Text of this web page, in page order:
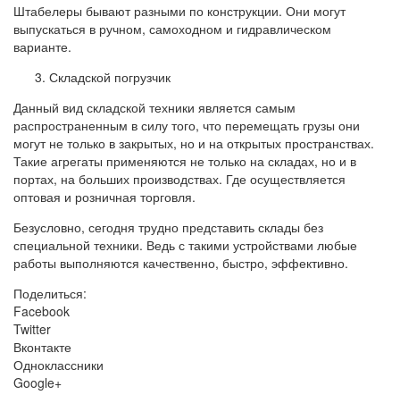
Штабелеры бывают разными по конструкции. Они могут
выпускаться в ручном, самоходном и гидравлическом
варианте.
Складской погрузчик
Данный вид складской техники является самым
распространенным в силу того, что перемещать грузы они
могут не только в закрытых, но и на открытых пространствах.
Такие агрегаты применяются не только на складах, но и в
портах, на больших производствах. Где осуществляется
оптовая и розничная торговля.
Безусловно, сегодня трудно представить склады без
специальной техники. Ведь с такими устройствами любые
работы выполняются качественно, быстро, эффективно.
Поделиться:
Facebook
Twitter
Вконтакте
Одноклассники
Google+